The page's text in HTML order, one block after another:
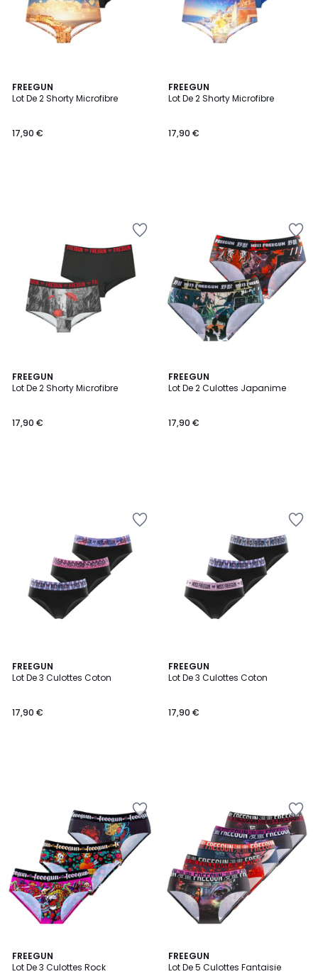
FREEGUN
Lot De 2 Shorty Microfibre
17,90 €
FREEGUN
Lot De 2 Shorty Microfibre
17,90 €
FREEGUN
Lot De 2 Shorty Microfibre
17,90 €
FREEGUN
Lot De 2 Culottes Japanime
17,90 €
FREEGUN
Lot De 3 Culottes Coton
17,90 €
FREEGUN
Lot De 3 Culottes Coton
17,90 €
FREEGUN
Lot De 3 Culottes Rock
FREEGUN
Lot De 5 Culottes Fantaisie